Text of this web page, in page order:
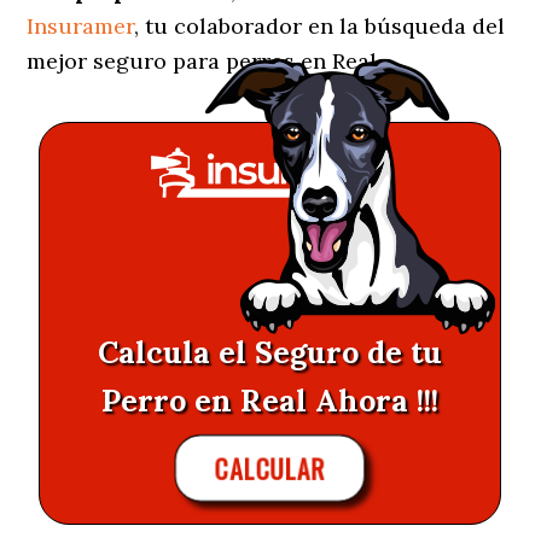
Insuramer, tu colaborador en la búsqueda del
mejor seguro para perros en Real.
Calcula el Seguro de tu
Perro en Real Ahora !!!
CALCULAR